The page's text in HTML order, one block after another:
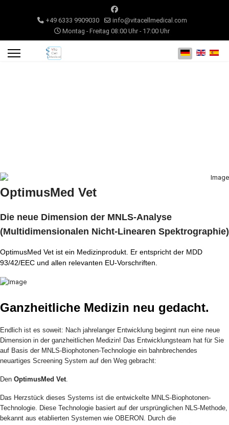
+49 6333 9909030
info@vitacellmedical.com
Montag - Freitag 08:00 Uhr - 17:00 Uhr
Sprache
OptimusMed Vet
Die neue Dimension der MNLS-Analyse
(Multidimensionalen Nicht-Linearen Spektrographie)
OptimusMed Vet ist ein Medizinprodukt. Er entspricht der MDD
93/42/EEC und allen relevanten EU-Vorschriften.
Ganzheitliche Medizin neu gedacht.
Endlich ist es soweit: Nach jahrelanger Entwicklung beginnt nun eine neue
Dimension in der ganzheitlichen Medizin! Das Entwicklungsteam hat für Sie
auf Basis der MNLS-Biophotonen-Technologie ein bahnbrechendes
neuartiges Screening System auf den Weg gebracht:
Den OptimusMed Vet.
Das Herzstück dieses Systems ist die entwickelte MNLS-Biophotonen-
Technologie. Diese Technologie basiert auf der ursprünglichen NLS-Methode,
bekannt aus etablierten Systemen wie OBERON. Durch die